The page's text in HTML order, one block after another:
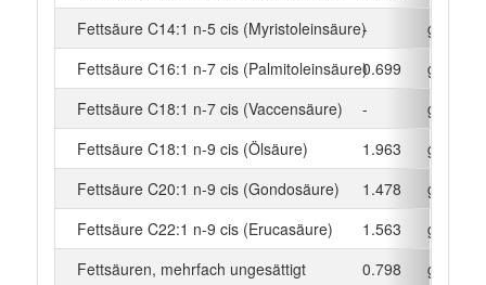
Fettsäure C14:1 n-5 cis (Myristoleinsäure)-
g
Fettsäure C16:1 n-7 cis (Palmitoleinsäure)0.699
g
Fettsäure C18:1 n-7 cis (Vaccensäure)
-
g
Fettsäure C18:1 n-9 cis (Ölsäure)
1.963
g
Fettsäure C20:1 n-9 cis (Gondosäure)
1.478
g
Fettsäure C22:1 n-9 cis (Erucasäure)
1.563
g
Fettsäuren, mehrfach ungesättigt
0.798
g